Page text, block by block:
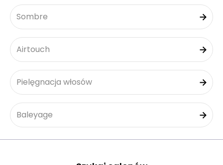
Sombre
Airtouch
Pielęgnacja włosów
Baleyage